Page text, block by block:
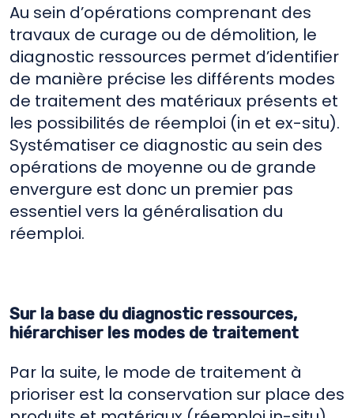
Au sein d’opérations comprenant des
travaux de curage ou de démolition, le
diagnostic ressources permet d’identifier
de manière précise les différents modes
de traitement des matériaux présents et
les possibilités de réemploi (in et ex-situ).
Systématiser ce diagnostic au sein des
opérations de moyenne ou de grande
envergure est donc un premier pas
essentiel vers la généralisation du
réemploi.
Sur la base du diagnostic ressources,
hiérarchiser les modes de traitement
Par la suite, le mode de traitement à
prioriser est la conservation sur place des